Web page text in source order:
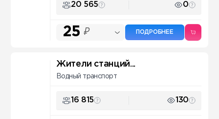
20 565 0
25 ₽ ПОДРОБНЕЕ
Жители станций...
Водный транспорт
16 815 130